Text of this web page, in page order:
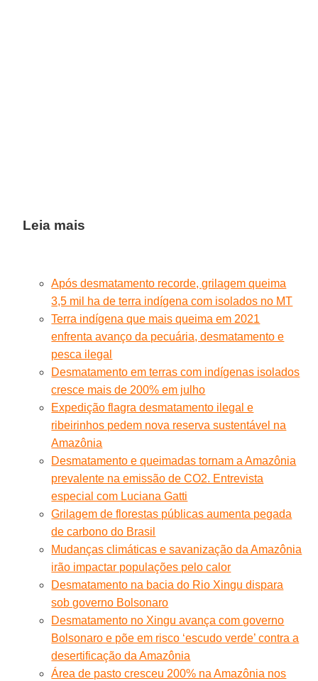
Leia mais
Após desmatamento recorde, grilagem queima
3,5 mil ha de terra indígena com isolados no MT
Terra indígena que mais queima em 2021
enfrenta avanço da pecuária, desmatamento e
pesca ilegal
Desmatamento em terras com indígenas isolados
cresce mais de 200% em julho
Expedição flagra desmatamento ilegal e
ribeirinhos pedem nova reserva sustentável na
Amazônia
Desmatamento e queimadas tornam a Amazônia
prevalente na emissão de CO2. Entrevista
especial com Luciana Gatti
Grilagem de florestas públicas aumenta pegada
de carbono do Brasil
Mudanças climáticas e savanização da Amazônia
irão impactar populações pelo calor
Desmatamento na bacia do Rio Xingu dispara
sob governo Bolsonaro
Desmatamento no Xingu avança com governo
Bolsonaro e põe em risco ‘escudo verde’ contra a
desertificação da Amazônia
Área de pasto cresceu 200% na Amazônia nos